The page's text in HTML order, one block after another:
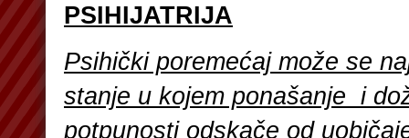
PSIHIJATRIJA
Psihički poremećaj može se
stanje u kojem ponašanje i
potpunosti odskače od